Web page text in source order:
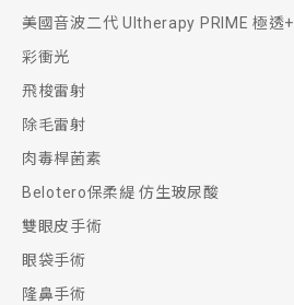
美國音波二代 Ultherapy PRIME 極透+
彩衝光
飛梭雷射
除毛雷射
肉毒桿菌素
Belotero保柔緹 仿生玻尿酸
雙眼皮手術
眼袋手術
隆鼻手術